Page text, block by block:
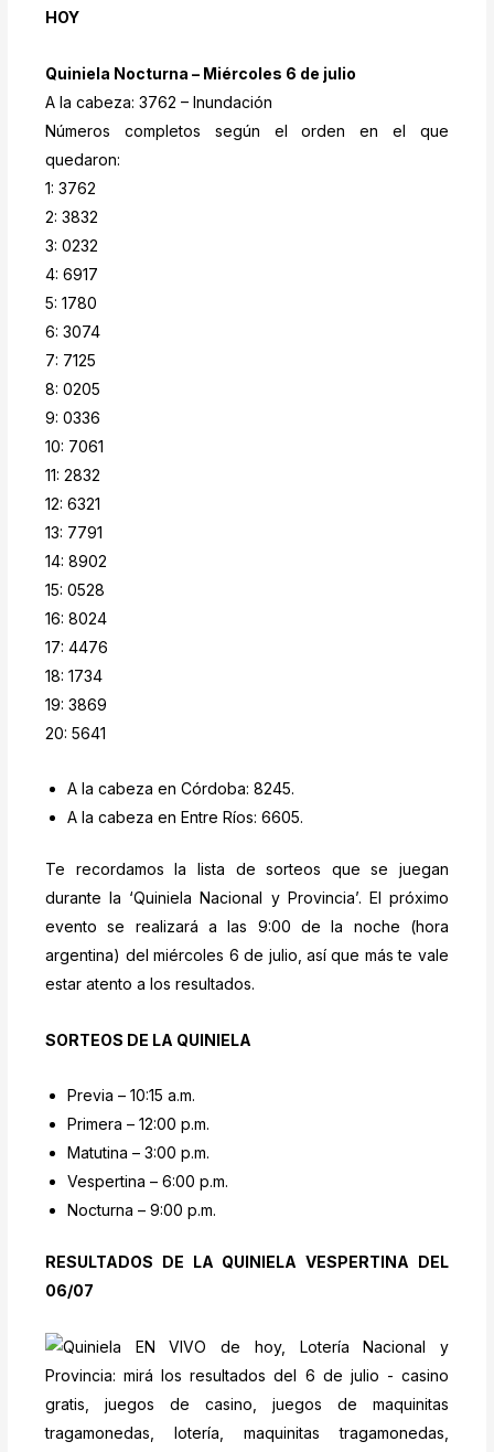
HOY
Quiniela Nocturna – Miércoles 6 de julio
A la cabeza: 3762 – Inundación
Números completos según el orden en el que
quedaron:
1: 3762
2: 3832
3: 0232
4: 6917
5: 1780
6: 3074
7: 7125
8: 0205
9: 0336
10: 7061
11: 2832
12: 6321
13: 7791
14: 8902
15: 0528
16: 8024
17: 4476
18: 1734
19: 3869
20: 5641
A la cabeza en Córdoba: 8245.
A la cabeza en Entre Ríos: 6605.
Te recordamos la lista de sorteos que se juegan
durante la ‘Quiniela Nacional y Provincia’. El próximo
evento se realizará a las 9:00 de la noche (hora
argentina) del miércoles 6 de julio, así que más te vale
estar atento a los resultados.
SORTEOS DE LA QUINIELA
Previa – 10:15 a.m.
Primera – 12:00 p.m.
Matutina – 3:00 p.m.
Vespertina – 6:00 p.m.
Nocturna – 9:00 p.m.
RESULTADOS DE LA QUINIELA VESPERTINA DEL
06/07